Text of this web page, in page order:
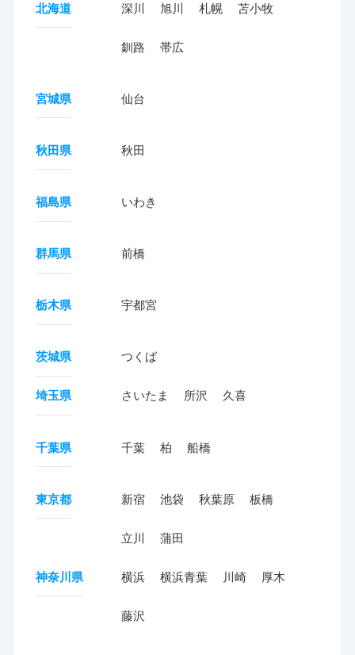
北海道 深川 旭川 札幌 苫小牧
釧路 帯広
宮城県 仙台
秋田県 秋田
福島県 いわき
群馬県 前橋
栃木県 宇都宮
茨城県 つくば
埼玉県 さいたま 所沢 久喜
千葉県 千葉 柏 船橋
東京都 新宿 池袋 秋葉原 板橋
立川 蒲田
神奈川県 横浜 横浜青葉 川崎 厚木
藤沢